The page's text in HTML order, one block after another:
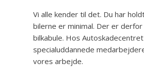
Vi alle kender til det. Du har
bilerne er minimal. Der er
bilkabule. Hos
specialuddannede
vores arbejde.